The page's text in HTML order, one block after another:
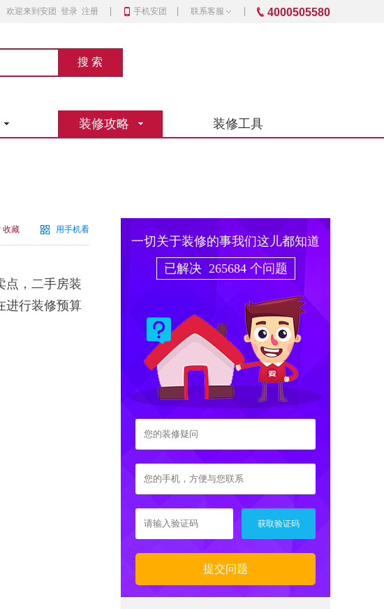
欢迎来到安团 登录 注册 手机安团 联系客服 4000505580
装修攻略 装修工具
收藏 用手机看
，二手房装
进行装修预算
一切关于装修的事我们这儿都知道
已解决 265684 个问题
提交问题